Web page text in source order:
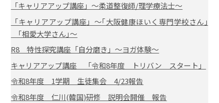
「キャリアアップ講座」～柔道整復師/理学療法士～
「キャリアアップ講座」～｢大阪健康ほいく専門学校さん｣
｢相愛大学さん｣～
R8 特性探究講座「自分磨き」～ヨガ体験～
キャリアアップ講座 「令和8年度 トリバン スタート」
令和8年度 1学期 生徒集会 4/23報告
令和8年度 仁川(韓国)研修 説明会開催 報告